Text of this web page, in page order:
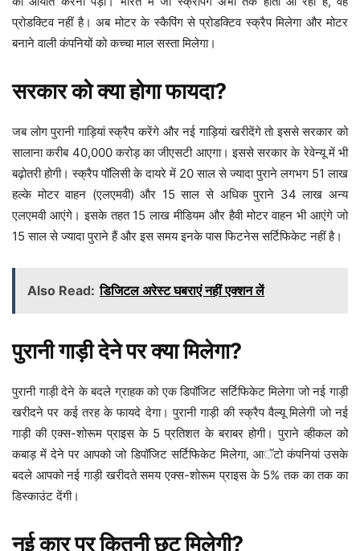
प्रोडक्टिव नहीं है। अब मोटर के स्कैपिंग से प्रोडक्टिव स्क्रैप मिलेगा और मोटर
बनाने वाली कंपनियों को कच्चा माल सस्ता मिलेगा।
सरकार को क्या होगा फायदा?
जब लोग पुरानी गाड़ियां स्क्रैप करेंगे और नई गाड़ियां खरीदेंगे तो इससे सरकार को
सालाना करीब 40,000 करोड़ का जीएसटी आएगा। इससे सरकार के रेवेन्यू में भी
बढ़ोतरी होगी। स्क्रैप पॉलिसी के दायरे में 20 साल से ज्यादा पुराने लगभग 51 लाख
हल्के मोटर वाहन (एलएमवी) और 15 साल से अधिक पुराने 34 लाख अन्य
एलएमवी आएंगे। इसके तहत 15 लाख मीडियम और हैवी मोटर वाहन भी आएंगे जो
15 साल से ज्यादा पुराने हैं और इस समय इनके पास फिटनेस सर्टिफिकेट नहीं है।
Also Read: डिजिटल अरेस्ट घबराएं नहीं एक्शन लें
पुरानी गाड़ी देने पर क्या मिलेगा?
पुरानी गाड़ी देने के बदले ग्राहक को एक डिपॉजिट सर्टिफिकेट मिलेगा जो नई गाड़ी
खरीदने पर कई तरह के फायदे देगा। पुरानी गाड़ी की स्क्रैप वैल्यू मिलेगी जो नई
गाड़ी की एक्स-शोरूम प्राइस के 5 प्रतिशत के बराबर होगी। पुराने व्हीकल को
कबाड़ में देने पर आपको जो डिपॉजिट सर्टिफिकेट मिलेगा, आॅटो कंपनियां उसके
बदले आपको नई गाड़ी खरीदते समय एक्स-शोरूम प्राइस के 5% तक का तक का
डिस्काउंट देंगी।
नई कार पर कितनी छूट मिलेगी?